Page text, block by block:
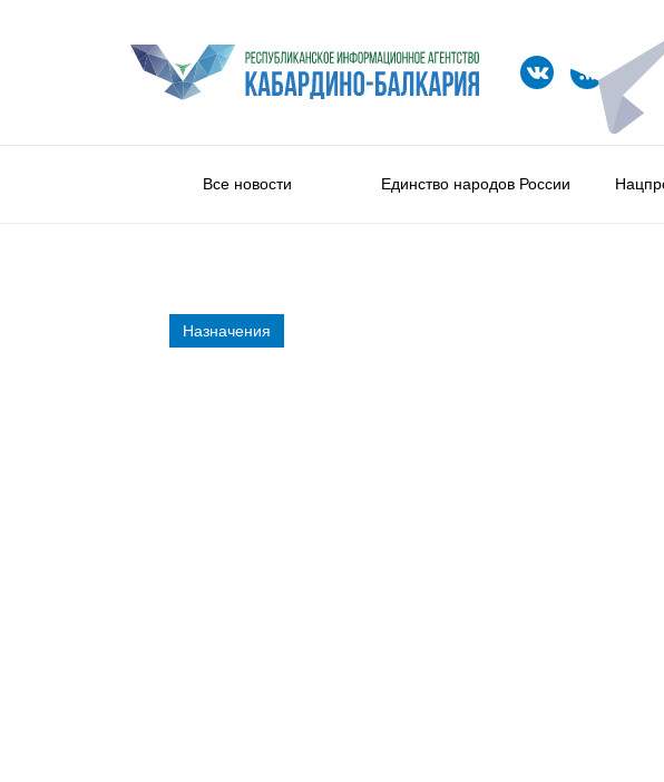
Все новости Единство народов России
Назначения